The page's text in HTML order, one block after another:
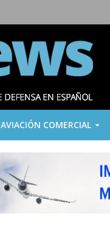
AVIACIÓN COMERCIAL